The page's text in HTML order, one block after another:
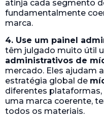
atinja cada segmento
fundamentalmente
marca.
4. Use um painel
têm julgado muito útil
administrativos de
mercado. Eles ajudam
estratégia global de
diferentes
uma marca coerente,
todos os materiais.